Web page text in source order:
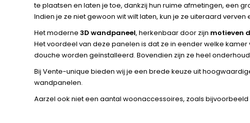
te plaatsen en laten je toe, dankzij hun ruime afmetingen, een
Indien je ze niet gewoon wit wilt laten, kun je ze uiteraard
Het moderne3D wandpaneel, herkenbaar door zijn motieven
Het voordeel van deze panelen is dat ze in eender welke
douche worden geïnstalleerd. Bovendien zijn ze heel
Bij Vente-unique bieden wij je een brede keuze uit
wandpanelen.
Aarzel ook niet een aantal woonaccessoires, zoals